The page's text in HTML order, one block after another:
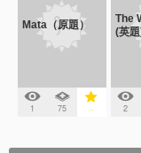
Mata（原題）
1 75 -
The
(英
2